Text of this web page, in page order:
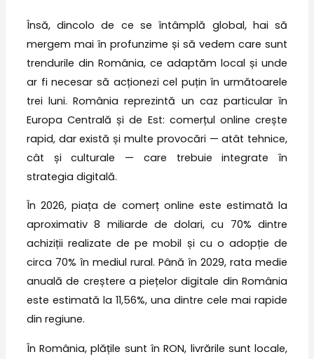
Însă, dincolo de ce se întâmplă global, hai să
mergem mai în profunzime și să vedem care sunt
trendurile din România, ce adaptăm local și unde
ar fi necesar să acționezi cel puțin în următoarele
trei luni. România reprezintă un caz particular în
Europa Centrală și de Est: comerțul online crește
rapid, dar există și multe provocări — atât tehnice,
cât și culturale — care trebuie integrate în
strategia digitală.
În 2026, piața de comerț online este estimată la
aproximativ 8 miliarde de dolari, cu 70% dintre
achiziții realizate de pe mobil și cu o adopție de
circa 70% în mediul rural. Până în 2029, rata medie
anuală de creștere a piețelor digitale din România
este estimată la 11,56%, una dintre cele mai rapide
din regiune.
În România, plățile sunt în RON, livrările sunt locale,